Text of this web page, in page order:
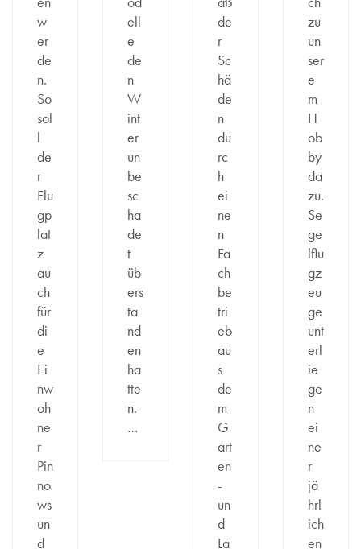
w
er
de
n.
So
sol
l
de
r
Flu
gp
lat
z
au
ch
für
di
e
Ei
nw
oh
ne
r
Pin
no
ws
un
d
ell
e
de
n
W
int
er
un
be
sc
ha
de
t
üb
ers
ta
nd
en
ha
tte
n.
…
de
r
Sc
hä
de
n
du
rc
h
ei
ne
n
Fa
ch
be
tri
eb
au
s
de
m
G
art
en
-
un
d
La
zu
un
ser
e
m
H
ob
by
da
zu.
Se
ge
lflu
gz
eu
ge
unt
erl
ie
ge
n
ei
ne
r
jä
hrl
ich
en